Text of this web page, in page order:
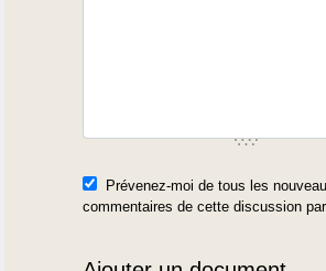
Prévenez-moi de tous les
commentaires de cette discussion